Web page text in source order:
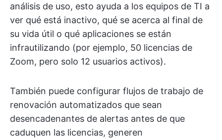
análisis de uso, esto ayuda a los equipos de TI a
ver qué está inactivo, qué se acerca al final de
su vida útil o qué aplicaciones se están
infrautilizando (por ejemplo, 50 licencias de
Zoom, pero solo 12 usuarios activos).
También puede configurar flujos de trabajo de
renovación automatizados que sean
desencadenantes de alertas antes de que
caduquen las licencias, generen